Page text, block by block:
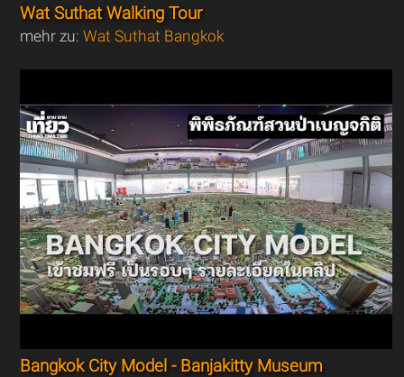
Wat Suthat Walking Tour
mehr zu:Wat Suthat Bangkok
Bangkok City Model - Banjakitty Museum